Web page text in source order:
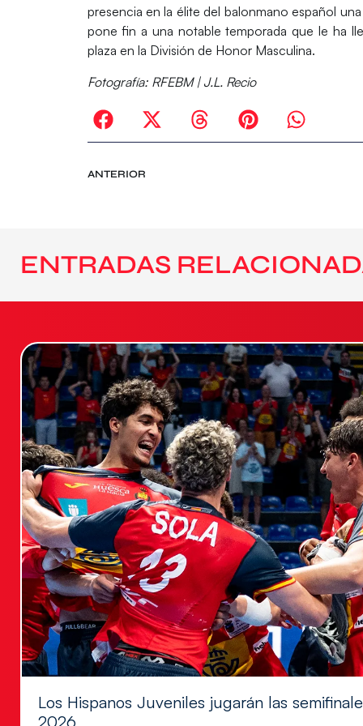
presencia en la élite del balonmano español
pone fin a una notable temporada que le ha
plaza en la División de Honor Masculina.
Fotografía: RFEBM | J.L. Recio
ANTERIOR
ENTRADAS
Los Hispanos Juveniles jugarán las
2026